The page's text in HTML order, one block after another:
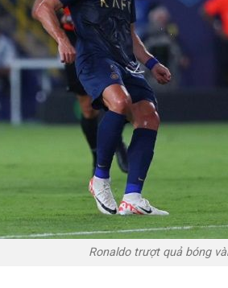
Ronaldo trượt quả bóng